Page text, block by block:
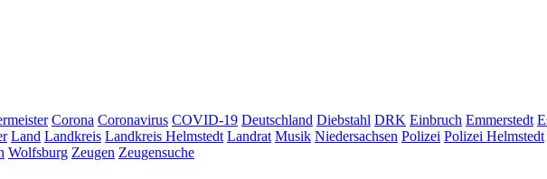
Corona Coronavirus COVID-19 Deutschland Diebstahl DRK Einbruch Emmerstedt
Land Landkreis Landkreis Helmstedt Landrat Musik Niedersachsen Polizei Polizei Helmstedt
Wolfsburg Zeugen Zeugensuche